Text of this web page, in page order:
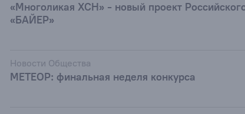
«Многоликая ХСН» - новый проект
«БАЙЕР»
Новости Общества
МЕТЕОР: финальная неделя конкурса